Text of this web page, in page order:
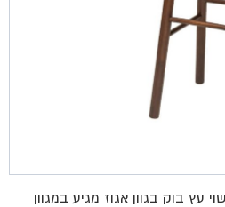
עץ בוק בגוון אגוז מגיע במגוון